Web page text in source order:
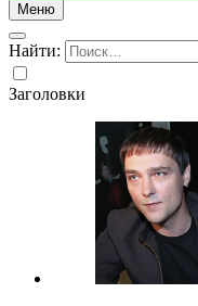
Меню
Найти:
Заголовки